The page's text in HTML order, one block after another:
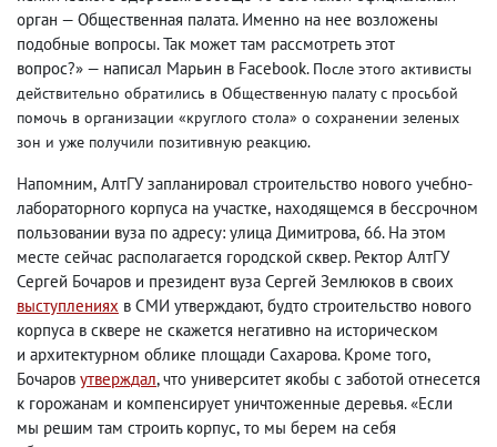
орган — Общественная палата. Именно на нее возложены
подобные вопросы. Так может там рассмотреть этот
вопрос?» — написал Марьин в Facebook. После этого активисты
действительно обратились в Общественную палату с просьбой
помочь в организации «круглого стола» о сохранении зеленых
зон и уже получили позитивную реакцию.
Напомним, АлтГУ запланировал строительство нового учебно-
лабораторного корпуса на участке, находящемся в бессрочном
пользовании вуза по адресу: улица Димитрова, 66. На этом
месте сейчас располагается городской сквер. Ректор АлтГУ
Сергей Бочаров и президент вуза Сергей Землюков в своих
выступлениях в СМИ утверждают, будто строительство нового
корпуса в сквере не скажется негативно на историческом
и архитектурном облике площади Сахарова. Кроме того,
Бочаров утверждал, что университет якобы с заботой отнесется
к горожанам и компенсирует уничтоженные деревья. «Если
мы решим там строить корпус, то мы берем на себя